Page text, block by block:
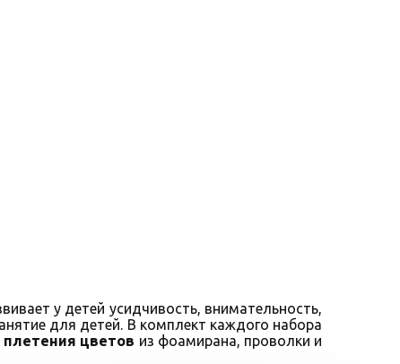
у детей усидчивость, внимательность,
для детей. В комплект каждого набора
плетения цветов из фоамирана, проволки и